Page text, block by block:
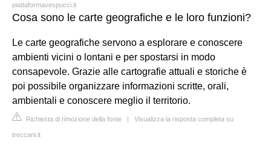
piattaformavespucci.it
Cosa sono le carte geografiche e le loro funzioni?
Le carte geografiche servono a esplorare e conoscere
ambienti vicini o lontani e per spostarsi in modo
consapevole. Grazie alle cartografie attuali e storiche è
poi possibile organizzare informazioni scritte, orali,
ambientali e conoscere meglio il territorio.
Richiesta di rimozione della fonte | Visualizza la risposta completa su
treccani.it